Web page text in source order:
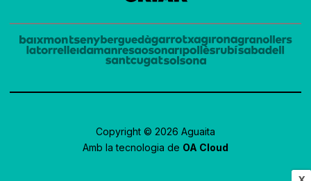
Copyright © 2026 Aguaita
Amb la tecnologia de OA Cloud